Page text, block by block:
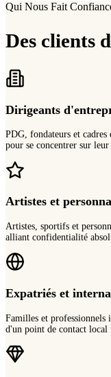
Qui Nous Fait
Des clients
Dirigeants
PDG, fondateurs et
pour se concentrer sur
Artistes et
Artistes, sportifs et
alliant confidentialité
Expatriés et
Familles et professionnels
d'un point de contact local